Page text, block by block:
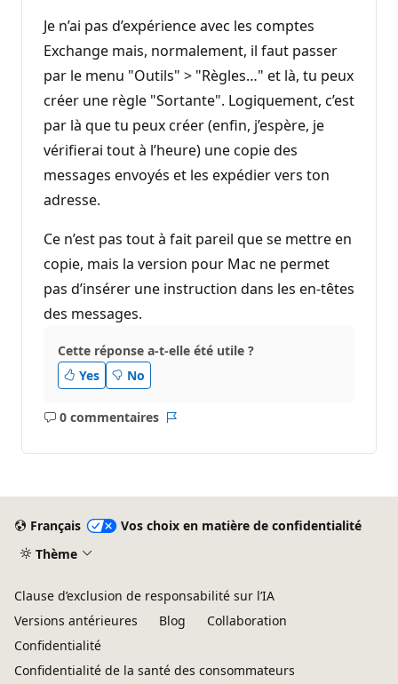
Je n’ai pas d’expérience avec les comptes
Exchange mais, normalement, il faut passer
par le menu "Outils" > "Règles…" et là, tu peux
créer une règle "Sortante". Logiquement, c’est
par là que tu peux créer (enfin, j’espère, je
vérifierai tout à l’heure) une copie des
messages envoyés et les expédier vers ton
adresse.
Ce n’est pas tout à fait pareil que se mettre en
copie, mais la version pour Mac ne permet
pas d’insérer une instruction dans les en-têtes
des messages.
Cette réponse a-t-elle été utile ?
Yes
No
0 commentaires
Aucun
Français
Vos choix en matière de confidentialité
Thème
Clause d’exclusion de responsabilité sur l’IA
Versions antérieures
Blog
Collaboration
Confidentialité
Confidentialité de la santé des consommateurs